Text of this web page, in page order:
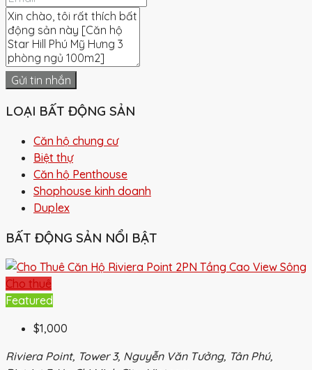
Gửi tin nhắn
LOẠI BẤT ĐỘNG SẢN
Căn hộ chung cư
Biệt thự
Căn hộ Penthouse
Shophouse kinh doanh
Duplex
BẤT ĐỘNG SẢN NỔI BẬT
Cho thuê
Featured
$1,000
Riviera Point, Tower 3, Nguyễn Văn Tưởng, Tân Phú,